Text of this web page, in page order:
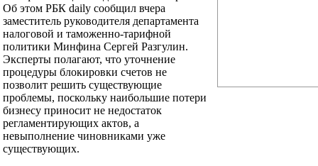
Об этом РБК daily сообщил вчера
заместитель руководителя департамента
налоговой и таможенно-тарифной
политики Минфина Сергей Разгулин.
Эксперты полагают, что уточнение
процедуры блокировки счетов не
позволит решить существующие
проблемы, поскольку наибольшие потери
бизнесу приносит не недостаток
регламентирующих актов, а
невыполнение чиновниками уже
существующих.